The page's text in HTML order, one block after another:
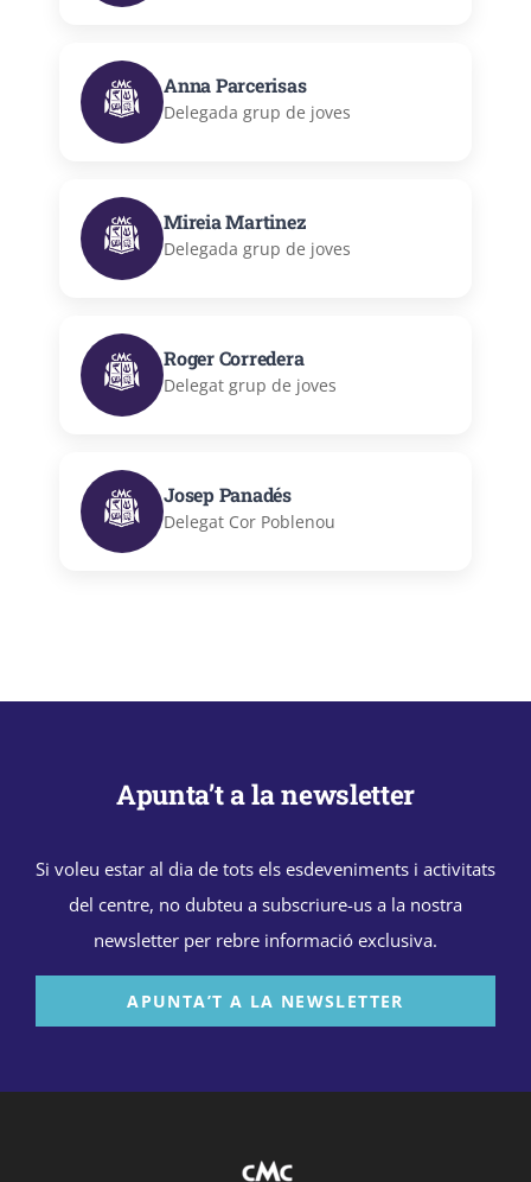
Anna Parcerisas
Delegada grup de joves
Mireia Martinez
Delegada grup de joves
Roger Corredera
Delegat grup de joves
Josep Panadés
Delegat Cor Poblenou
Apunta’t a la newsletter
Si voleu estar al dia de tots els esdeveniments i activitats
del centre, no dubteu a subscriure-us a la nostra
newsletter per rebre informació exclusiva.
APUNTA’T A LA NEWSLETTER